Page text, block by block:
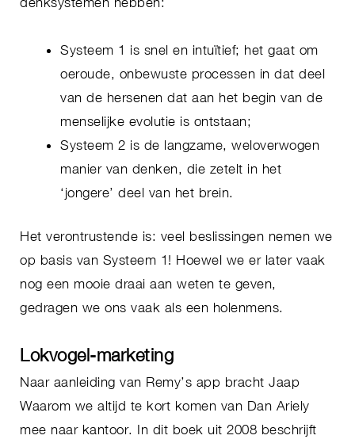
Systeem 1 is snel en intuïtief; het gaat om
oeroude, onbewuste processen in dat deel
van de hersenen dat aan het begin van de
menselijke evolutie is ontstaan;
Systeem 2 is de langzame, weloverwogen
manier van denken, die zetelt in het
‘jongere’ deel van het brein.
Het verontrustende is: veel beslissingen nemen we
op basis van Systeem 1! Hoewel we er later vaak
nog een mooie draai aan weten te geven,
gedragen we ons vaak als een holenmens.
Lokvogel-marketing
Naar aanleiding van Remy’s app bracht Jaap
Waarom we altijd te kort komen van Dan Ariely
mee naar kantoor. In dit boek uit 2008 beschrijft